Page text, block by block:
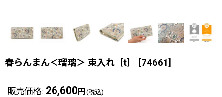
春らんまん＜瑠璃＞ 束入れ［t］ [74661]
販売価格: 26,600 円 (税込)